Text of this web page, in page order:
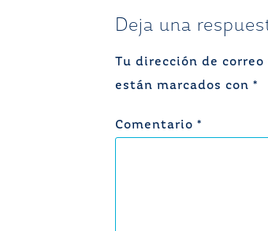
Deja una
Tu dirección de
están marcados con *
Comentario *